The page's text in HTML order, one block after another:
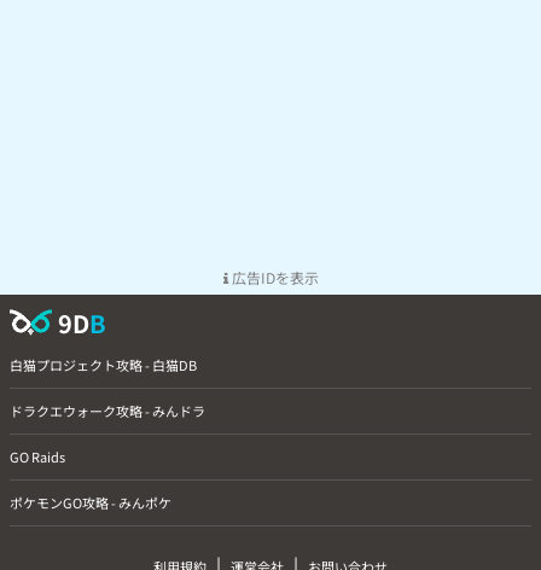
広告IDを表示
9DB
白猫プロジェクト攻略 - 白猫DB
ドラクエウォーク攻略 - みんドラ
GO Raids
ポケモンGO攻略 - みんポケ
| |